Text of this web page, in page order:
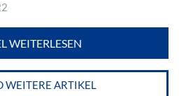
WEITERLESEN
WEITERE ARTIKEL